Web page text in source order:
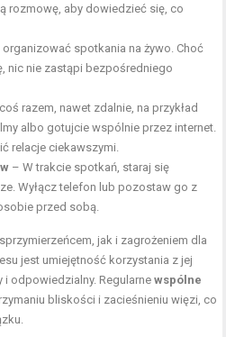
rozmowę, aby dowiedzieć się, co
organizować spotkania na żywo. Choć
nic nie zastąpi bezpośredniego
razem, nawet zdalnie, na przykład
albo gotujcie wspólnie przez internet.
relacje ciekawszymi.
– W trakcie spotkań, staraj się
Wyłącz telefon lub pozostaw go z
przed sobą.
jak i zagrożeniem dla
jest umiejętność korzystania z jej
odpowiedzialny. Regularnewspólne
bliskości i zacieśnieniu więzi, co